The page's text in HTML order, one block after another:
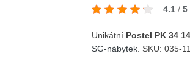
4.1 / 5
Unikátní Postel PK 34
SG-nábytek . SKU: 035-